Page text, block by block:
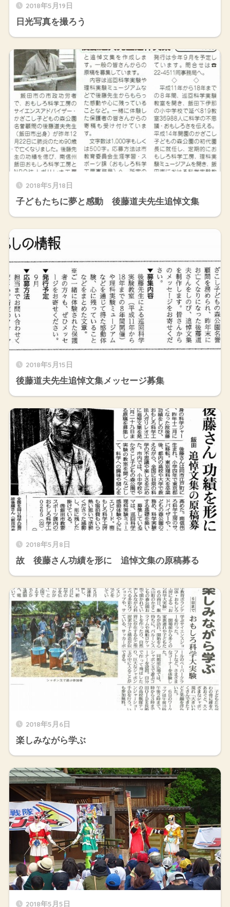
2018年5月19日
日光写真を撮ろう
2018年5月18日
子どもたちに夢と感動 後藤道夫先生追悼文集
2018年5月15日
後藤道夫先生追悼文集メッセージ募集
2018年5月8日
故 後藤さん功績を形に 追悼文集の原稿募る
2018年5月6日
楽しみながら学ぶ
2018年5月5日